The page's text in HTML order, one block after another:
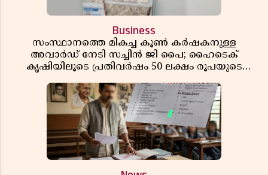
Business
സംസ്ഥാനത്തെ മികച്ച കൂൺ കർഷകനുള്ള
അവാർഡ് നേടി സച്ചിൻ ജി പൈ; ഹൈടെക്
കൃഷിയിലൂടെ പ്രതിവർഷം 50 ലക്ഷം രൂപയുടെ